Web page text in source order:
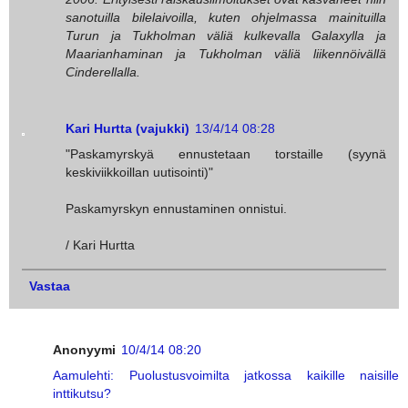
sanotuilla bilelaivoilla, kuten ohjelmassa mainituilla
Turun ja Tukholman väliä kulkevalla Galaxylla ja
Maarianhaminan ja Tukholman väliä liikennöivällä
Cinderellalla.
Kari Hurtta (vajukki) 13/4/14 08:28
"Paskamyrskyä ennustetaan torstaille (syynä
keskiviikkoillan uutisointi)"
Paskamyrskyn ennustaminen onnistui.
/ Kari Hurtta
Vastaa
Anonyymi 10/4/14 08:20
Aamulehti: Puolustusvoimilta jatkossa kaikille naisille
inttikutsu?